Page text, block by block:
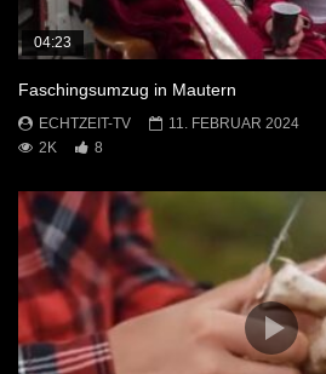
04:23
Faschingsumzug in Mautern
ECHTZEIT-TV
11. FEBRUAR 2024
2K
8